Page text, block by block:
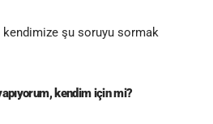
kendimize şu soruyu sormak
kendim için mi?